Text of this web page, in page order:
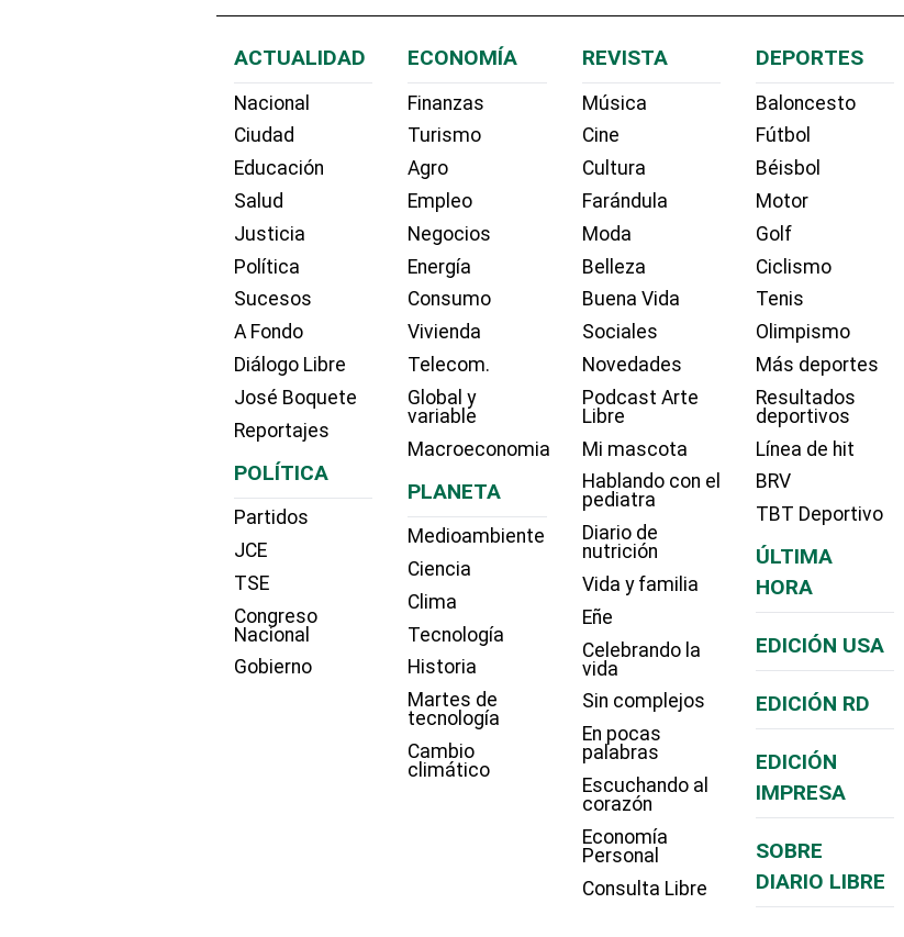
ACTUALIDAD
Nacional
Ciudad
Educación
Salud
Justicia
Política
Sucesos
A Fondo
Diálogo Libre
José Boquete
Reportajes
POLÍTICA
Partidos
JCE
TSE
Congreso
Nacional
Gobierno
ECONOMÍA
Finanzas
Turismo
Agro
Empleo
Negocios
Energía
Consumo
Vivienda
Telecom.
Global y
variable
Macroeconomia
PLANETA
Medioambiente
Ciencia
Clima
Tecnología
Historia
Martes de
tecnología
Cambio
climático
REVISTA
Música
Cine
Cultura
Farándula
Moda
Belleza
Buena Vida
Sociales
Novedades
Podcast Arte
Libre
Mi mascota
Hablando con el
pediatra
Diario de
nutrición
Vida y familia
Eñe
Celebrando la
vida
Sin complejos
En pocas
palabras
Escuchando al
corazón
Economía
Personal
Consulta Libre
DEPORTES
Baloncesto
Fútbol
Béisbol
Motor
Golf
Ciclismo
Tenis
Olimpismo
Más deportes
Resultados
deportivos
Línea de hit
BRV
TBT Deportivo
ÚLTIMA
HORA
EDICIÓN USA
EDICIÓN RD
EDICIÓN
IMPRESA
SOBRE
DIARIO LIBRE